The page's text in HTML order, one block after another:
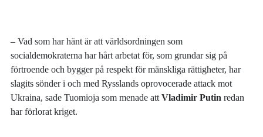
– Vad som har hänt är att världsordningen som
socialdemokraterna har hårt arbetat för, som grundar sig på
förtroende och bygger på respekt för mänskliga rättigheter, har
slagits sönder i och med Rysslands oprovocerade attack mot
Ukraina, sade Tuomioja som menade attVladimir Putinredan
har förlorat kriget.